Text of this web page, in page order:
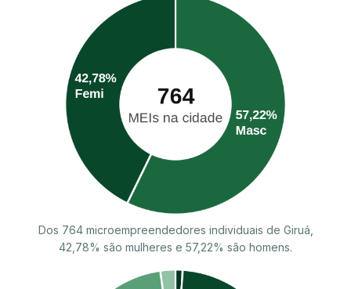
Dos 764 microempreendedores individuais de Giruá,
42,78% são mulheres e 57,22% são homens.